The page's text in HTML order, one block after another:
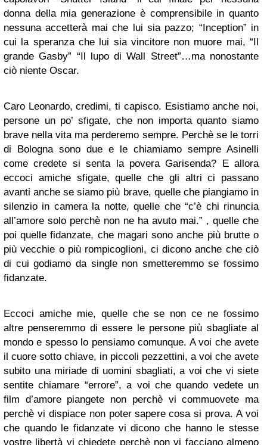
donna della mia generazione è comprensibile in quanto
nessuna accetterà mai che lui sia pazzo; “Inception” in
cui la speranza che lui sia vincitore non muore mai, “Il
grande Gasby” “Il lupo di Wall Street”…ma nonostante
ciò niente Oscar.
Caro Leonardo, credimi, ti capisco. Esistiamo anche noi,
persone un po’ sfigate, che non importa quanto siamo
brave nella vita ma perderemo sempre. Perchè se le torri
di Bologna sono due e le chiamiamo sempre Asinelli
come credete si senta la povera Garisenda? E allora
eccoci amiche sfigate, quelle che gli altri ci passano
avanti anche se siamo più brave, quelle che piangiamo in
silenzio in camera la notte, quelle che “c’è chi rinuncia
all’amore solo perchè non ne ha avuto mai.” , quelle che
poi quelle fidanzate, che magari sono anche più brutte o
più vecchie o più rompicoglioni, ci dicono anche che ciò
di cui godiamo da single non smetteremmo se fossimo
fidanzate.
Eccoci amiche mie, quelle che se non ce ne fossimo
altre penseremmo di essere le persone più sbagliate al
mondo e spesso lo pensiamo comunque. A voi che avete
il cuore sotto chiave, in piccoli pezzettini, a voi che avete
subito una miriade di uomini sbagliati, a voi che vi siete
sentite chiamare “errore”, a voi che quando vedete un
film d’amore piangete non perchè vi commuovete ma
perchè vi dispiace non poter sapere cosa si prova. A voi
che quando le fidanzate vi dicono che hanno le stesse
vostre libertà vi chiedete perchè non vi facciano almeno